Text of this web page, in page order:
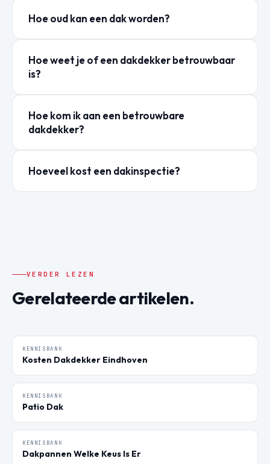
Hoe oud kan een dak worden?
Hoe weet je of een dakdekker betrouwbaar
is?
Hoe kom ik aan een betrouwbare
dakdekker?
Hoeveel kost een dakinspectie?
VERDER LEZEN
Gerelateerde artikelen.
KENNISBANK
Kosten Dakdekker Eindhoven
KENNISBANK
Patio Dak
KENNISBANK
Dakpannen Welke Keus Is Er